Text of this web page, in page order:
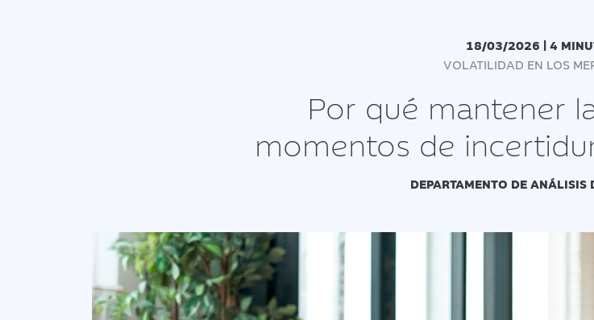
18/03/2026 | 4
VOLATILIDAD EN LOS
Por qué mantener
momentos de
DEPARTAMENTO DE ANÁLISIS